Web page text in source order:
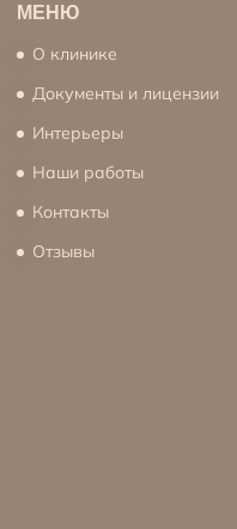
МЕНЮ
О клинике
Документы и лицензии
Интерьеры
Наши работы
Контакты
Отзывы